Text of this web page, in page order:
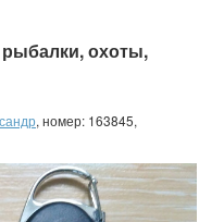
охоты,
, номер: 163845,